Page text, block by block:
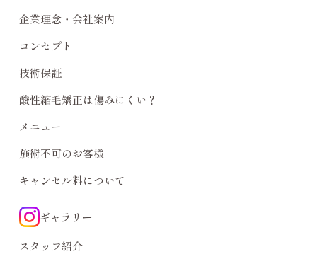
企業理念・会社案内
コンセプト
技術保証
酸性縮毛矯正は傷みにくい？
メニュー
施術不可のお客様
キャンセル料について
ギャラリー
スタッフ紹介